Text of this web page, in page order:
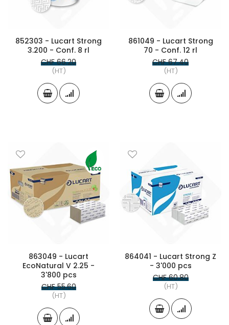
852303 - Lucart Strong
3.200 - Conf. 8 rl
CHF 66.20
(HT)
861049 - Lucart Strong
70 - Conf. 12 rl
CHF 67.40
(HT)
863049 - Lucart
EcoNatural V 2.25 -
3'800 pcs
CHF 55.60
(HT)
864041 - Lucart Strong Z
- 3'000 pcs
CHF 60.80
(HT)